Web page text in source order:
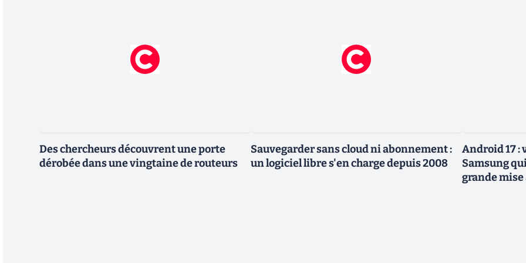
Des chercheurs découvrent une porte
dérobée dans une vingtaine de routeurs
Sauvegarder sans cloud ni abonnement :
un logiciel libre s'en charge depuis 2008
Android 17 :
Samsung
grande mise